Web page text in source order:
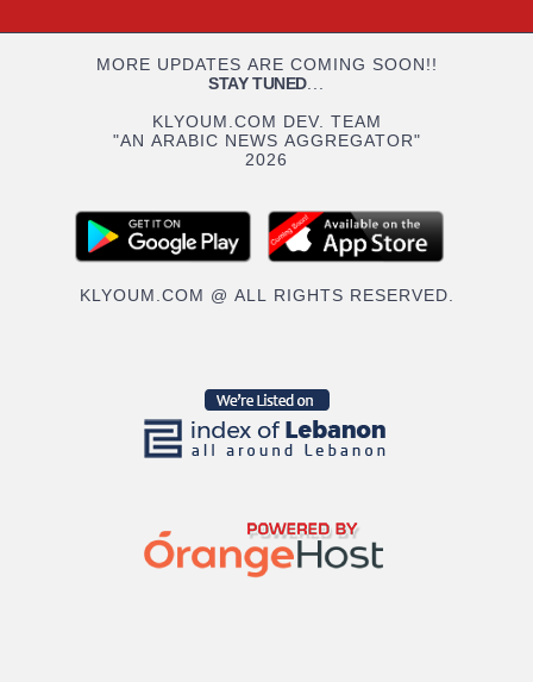
MORE UPDATES ARE COMING SOON!!
STAY TUNED...
KLYOUM.COM DEV. TEAM
"AN ARABIC NEWS AGGREGATOR"
2026
KLYOUM.COM @ ALL RIGHTS RESERVED.